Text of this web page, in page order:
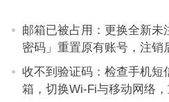
邮箱已被占用：更换全新未
密码」重置原有账号，注销
收不到验证码：检查手机短
箱，切换Wi-Fi与移动网络，